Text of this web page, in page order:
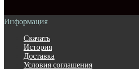
Информация
Скачать
История
Доставка
Условия соглашения